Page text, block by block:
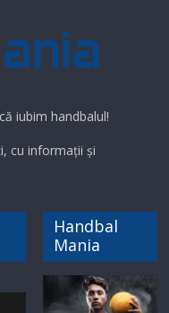
iubim handbalul!
cu informații și
Handbal
Mania